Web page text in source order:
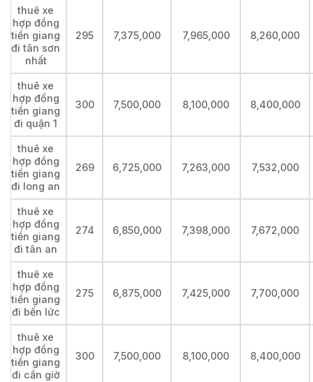
thuê xe
hợp đồng
tiền giang
đi tân sơn
nhất
295 7,375,000 7,965,000 8,260,000
thuê xe
hợp đồng
tiền giang
đi quận 1
300 7,500,000 8,100,000 8,400,000
thuê xe
hợp đồng
tiền giang
đi long an
269 6,725,000 7,263,000 7,532,000
thuê xe
hợp đồng
tiền giang
đi tân an
274 6,850,000 7,398,000 7,672,000
thuê xe
hợp đồng
tiền giang
đi bến lức
275 6,875,000 7,425,000 7,700,000
thuê xe
hợp đồng
tiền giang
đi cần giờ
300 7,500,000 8,100,000 8,400,000